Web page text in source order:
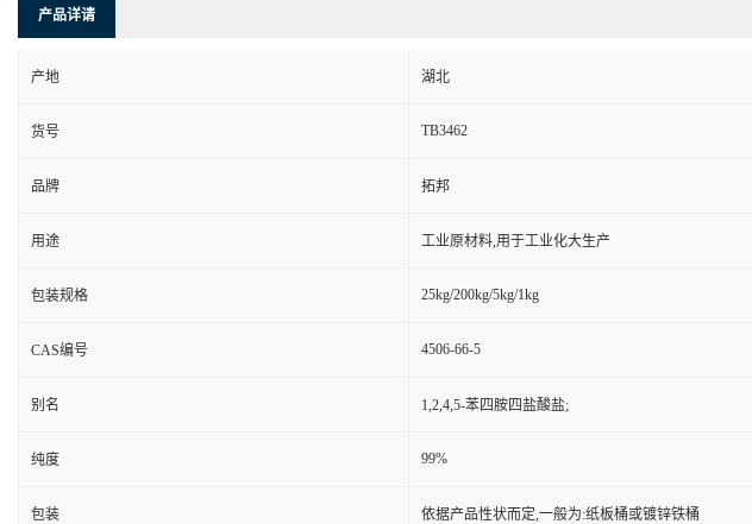
产品详请
产地 湖北
货号 TB3462
品牌 拓邦
用途 工业原材料,用于工业化大生产
包装规格 25kg/200kg/5kg/1kg
CAS编号 4506-66-5
别名 1,2,4,5-苯四胺四盐酸盐;
纯度 99%
包装 依据产品性状而定,一般为:纸板桶或镀锌铁桶